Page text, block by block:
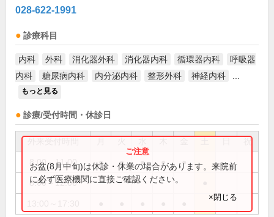
028-622-1991
診療科目
内科 外科 消化器外科 消化器内科 循環器内科
呼吸器
内科
糖尿病内科 内分泌内科 整形外科 神経内科
もっと見る
診療/受付時間・休診日
祝
8:00～11:00 ● ● ● ● ●
8:00～12:00
お盆(8月中旬)は休診・休業の場合があります。来院前
に必ず医療機関に直接ご確認ください。
×閉じる